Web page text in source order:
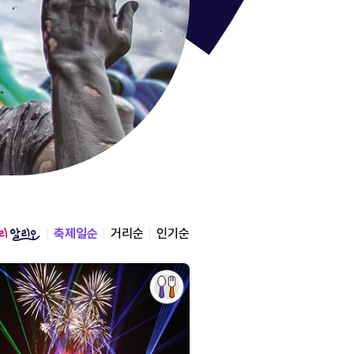
통영한
축제일순 거리순 인기순